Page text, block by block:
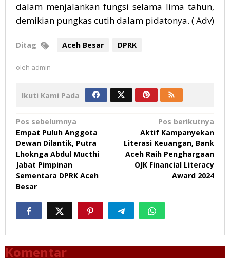
dalam menjalankan fungsi selama lima tahun,
demikian pungkas cutih dalam pidatonya. ( Adv)
Ditag Aceh Besar DPRK
oleh admin
Ikuti Kami Pada
Navigasi
pos
Pos sebelumnya
Empat Puluh Anggota
Dewan Dilantik, Putra
Lhoknga Abdul Mucthi
Jabat Pimpinan
Sementara DPRK Aceh
Besar
Pos berikutnya
Aktif Kampanyekan
Literasi Keuangan, Bank
Aceh Raih Penghargaan
OJK Financial Literacy
Award 2024
Komentar